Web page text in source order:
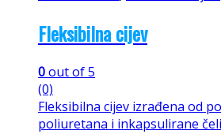
Fleksibilna cijev
0out of 5
(0)
Fleksibilna cijev izrađena od
poliuretana i inkapsulirane